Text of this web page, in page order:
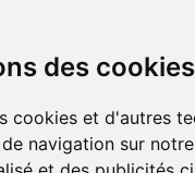
des cookies
cookies et d'autres
navigation sur